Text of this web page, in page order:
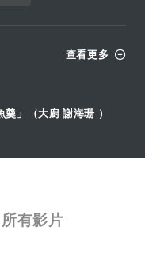
查看更多
」（大廚 謝海珊 ）
所有影片